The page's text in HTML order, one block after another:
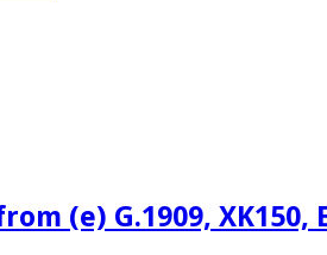
(e) G.1909, XK150,